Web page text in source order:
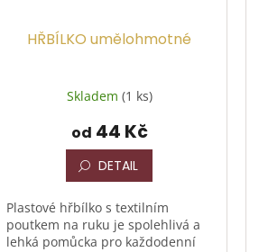
HŘBÍLKO umělohmotné
Skladem (1 ks)
od 44 Kč
DETAIL
Plastové hřbílko s textilním
poutkem na ruku je spolehlivá a
lehká pomůcka pro každodenní